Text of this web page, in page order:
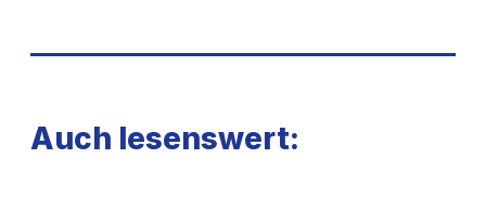
Auch lesenswert: